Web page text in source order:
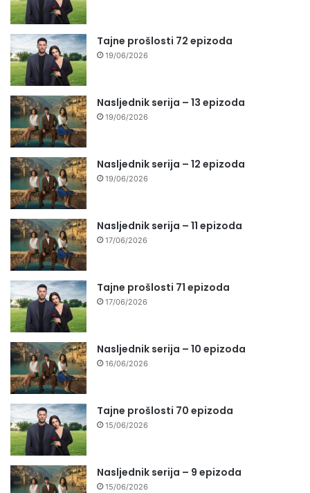
Tajne prošlosti 72 epizoda
19/06/2026
Nasljednik serija – 13 epizoda
19/06/2026
Nasljednik serija – 12 epizoda
19/06/2026
Nasljednik serija – 11 epizoda
17/06/2026
Tajne prošlosti 71 epizoda
17/06/2026
Nasljednik serija – 10 epizoda
16/06/2026
Tajne prošlosti 70 epizoda
15/06/2026
Nasljednik serija – 9 epizoda
15/06/2026